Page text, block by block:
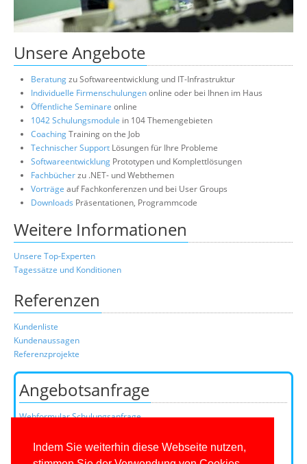
Indem Sie weiterhin diese Webseite nutzen,
Unsere Angebote
Beratungzu Softwareentwicklung und IT-Infrastruktur
Individuelle Firmenschulungenonline oder bei Ihnen im Haus
Öffentliche Seminare online
1042 Schulungsmodule in 104 Themengebieten
CoachingTraining on the Job
Technischer Support Lösungen für Ihre Probleme
Softwareentwicklung Prototypen und Komplettlösungen
Fachbücherzu .NET- und Webthemen
Vorträge auf Fachkonferenzen und bei User Groups
Downloads Präsentationen, Programmcode
Weitere Informationen
Unsere Top-Experten
Tagessätze und Konditionen
Referenzen
Kundenliste
Kundenaussagen
Referenzprojekte
Angebotsanfrage
Webformular Schulungsanfrage
oder über unser Kundenteam:
Telefon
0201/649590-0 (Mo-Fr 9-16 Uhr)